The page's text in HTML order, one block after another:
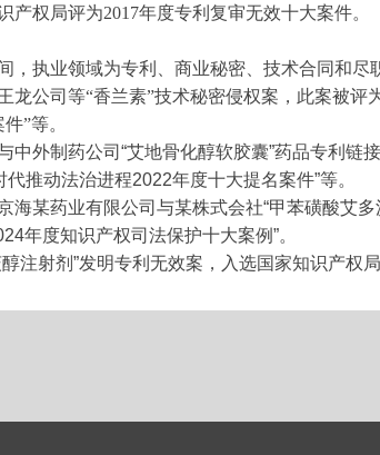
产权局评为2017年度专利复审无效十大案件。
，执业领域为专利、商业秘密、技术合同和尽
龙公司等“香兰素”技术秘密侵权案，此案被评
”等。
中外制药公司“艾地骨化醇软胶囊”药品专利链
代推动法治进程2022年度十大提名案件”等。
海某药业有限公司与某株式会社“甲苯磺酸艾
年度知识产权司法保护十大案例”。
注射剂”发明专利无效案，入选国家知识产权